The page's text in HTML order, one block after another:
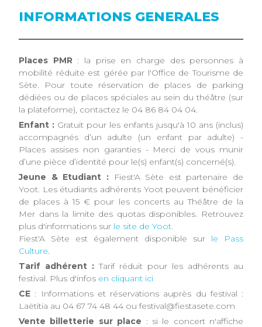
INFORMATIONS GENERALES
Places PMR : la prise en charge des personnes à
mobilité réduite est gérée par l'Office de Tourisme de
Sète. Pour toute réservation de places de parking
dédiées ou de places spéciales au sein du théâtre (sur
la plateforme), contactez le 04 86 84 04 04.
Enfant : Gratuit pour les enfants jusqu'à 10 ans (inclus)
accompagnés d’un adulte (un enfant par adulte) -
Places assises non garanties - Merci de vous munir
d’une pièce d’identité pour le(s) enfant(s) concerné(s).
Jeune & Etudiant :Fiest'A Sète est partenaire de
Yoot. Les étudiants adhérents Yoot peuvent bénéficier
de places à 15 € pour les concerts au Théâtre de la
Mer dans la limite des quotas disponibles. Retrouvez
plus d'informations sur le site de Yoot.
Fiest'A Sète est également disponible sur le Pass
Culture.
Tarif adhérent : Tarif réduit pour les adhérents au
festival. Plus d'infos en cliquant ici
CE : Informations et réservations auprès du festival :
Laëtitia au 04 67 74 48 44 ou festival@fiestasete.com
Vente billetterie sur place : si le concert n'affiche